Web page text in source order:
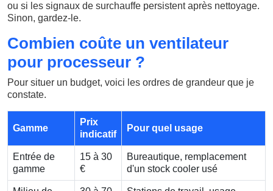
ou si les signaux de surchauffe persistent après nettoyage.
Sinon, gardez-le.
Combien coûte un ventilateur
pour processeur ?
Pour situer un budget, voici les ordres de grandeur que je
constate.
Gamme
Prix
indicatif
Pour quel usage
Entrée de
gamme
15 à 30
€
Bureautique, remplacement
d'un stock cooler usé